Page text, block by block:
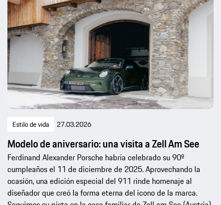
Estilo de vida 27.03.2026
Modelo de aniversario: una visita a Zell Am See
Ferdinand Alexander Porsche habría celebrado su 90º
cumpleaños el 11 de diciembre de 2025. Aprovechando la
ocasión, una edición especial del 911 rinde homenaje al
diseñador que creó la forma eterna del icono de la marca.